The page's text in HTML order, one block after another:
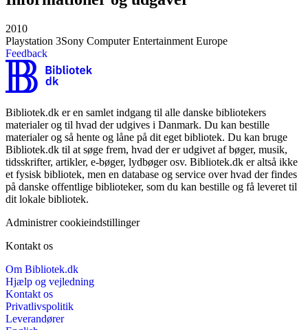
2010
Playstation 3Sony Computer Entertainment Europe
Feedback
Bibliotek.dk er en samlet indgang til alle danske bibliotekers
materialer og til hvad der udgives i Danmark. Du kan bestille
materialer og så hente og låne på dit eget bibliotek. Du kan bruge
Bibliotek.dk til at søge frem, hvad der er udgivet af bøger, musik,
tidsskrifter, artikler, e-bøger, lydbøger osv. Bibliotek.dk er altså ikke
et fysisk bibliotek, men en database og service over hvad der findes
på danske offentlige biblioteker, som du kan bestille og få leveret til
dit lokale bibliotek.
Administrer cookieindstillinger
Kontakt os
Om Bibliotek.dk
Hjælp og vejledning
Kontakt os
Privatlivspolitik
Leverandører